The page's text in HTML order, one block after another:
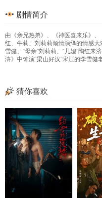
37
41 42
45 46
53
57 58
61 62
65 66
69 70
74
剧情简介
由《亲兄热弟》、《神医喜来乐》
红、牛莉、刘莉莉倾情演绎的情感
雪健、“母亲”刘莉莉、“儿媳”陶红
浒》中饰演“梁山好汉”宋江的李雪健
猜你喜欢